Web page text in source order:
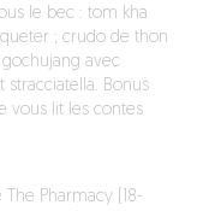
le bec : tom kha
; crudo de thon
avec
Bonus
vous lit les contes
Pharmacy (18-